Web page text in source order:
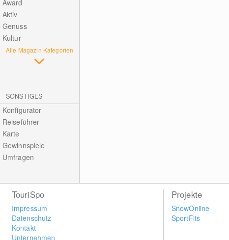
Award
Aktiv
Genuss
Kultur
Alle Magazin Kategorien
SONSTIGES
Konfigurator
Reiseführer
Karte
Gewinnspiele
Umfragen
TouriSpo
Impressum
Datenschutz
Kontakt
Unternehmen
Projekte
SnowOnline
SportFits